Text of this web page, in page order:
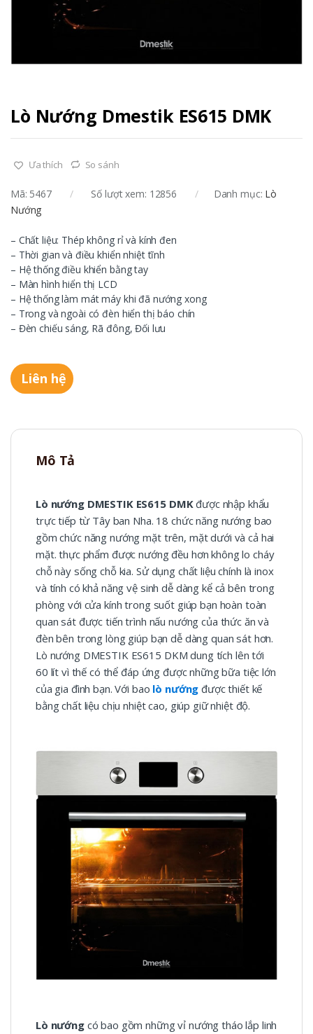
Lò Nướng Dmestik ES615 DMK
Ưa thích So sánh
Mã: 5467 Số lượt xem: 12856 Danh mục: Lò
Nướng
– Chất liệu: Thép không rỉ và kính đen
– Thời gian và điều khiển nhiệt tĩnh
– Hệ thống điều khiển bằng tay
– Màn hình hiển thị LCD
– Hệ thống làm mát máy khi đã nướng xong
– Trong và ngoài có đèn hiển thị báo chín
– Đèn chiếu sáng, Rã đông, Đối lưu
Liên hệ
Mô Tả
Lò nướng DMESTIK ES615 DMKđược nhập khẩu
trực tiếp từ Tây ban Nha. 18 chức năng nướng bao
gồm chức năng nướng mặt trên, mặt dưới và cả hai
mặt. thực phẩm được nướng đều hơn không lo cháy
chỗ này sống chỗ kia. Sử dụng chất liệu chính là inox
và tính có khả năng vệ sinh dễ dàng kể cả bên trong
phòng với cửa kính trong suốt giúp bạn hoàn toàn
quan sát được tiến trình nấu nướng của thức ăn và
đèn bên trong lòng giúp bạn dễ dàng quan sát hơn.
Lò nướng DMESTIK ES615 DKM dung tích lên tới
60 lít vì thế có thể đáp ứng được những bữa tiệc lớn
của gia đình bạn. Với bao lò nướng được thiết kế
bằng chất liệu chịu nhiệt cao, giúp giữ nhiệt độ.
Lò nướngcó bao gồm những vỉ nướng tháo lắp linh